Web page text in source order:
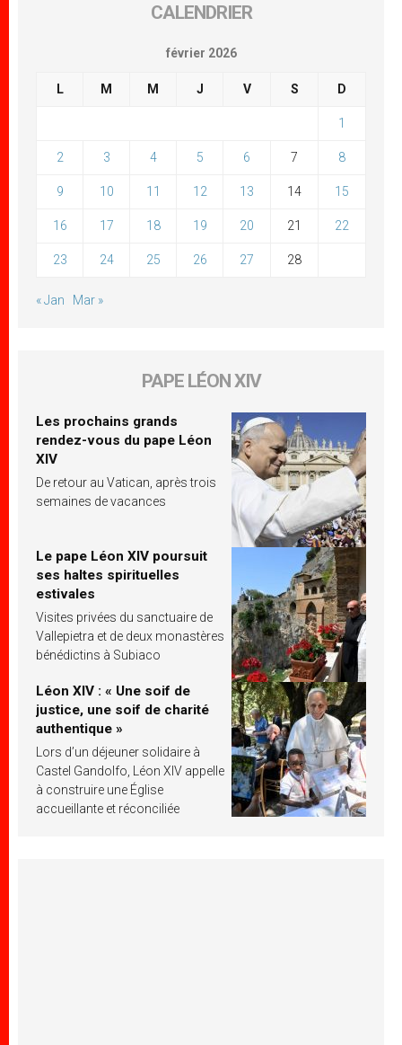
CALENDRIER
février 2026
L M M J V S D
1
2 3 4 5 6 7 8
9 10 11 12 13 14 15
16 17 18 19 20 21 22
23 24 25 26 27 28
« Jan Mar »
PAPE LÉON XIV
Les prochains grands
rendez-vous du pape Léon
XIV
De retour au Vatican, après trois
semaines de vacances
Le pape Léon XIV poursuit
ses haltes spirituelles
estivales
Visites privées du sanctuaire de
Vallepietra et de deux monastères
bénédictins à Subiaco
Léon XIV : « Une soif de
justice, une soif de charité
authentique »
Lors d’un déjeuner solidaire à
Castel Gandolfo, Léon XIV appelle
à construire une Église
accueillante et réconciliée